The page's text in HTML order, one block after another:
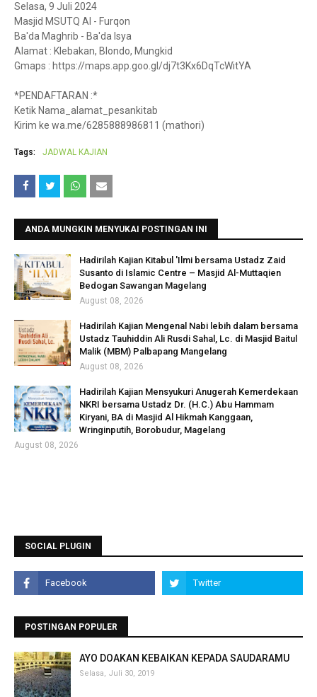
Selasa, 9 Juli 2024
Masjid MSUTQ Al - Furqon
Ba'da Maghrib - Ba'da Isya
Alamat : Klebakan, Blondo, Mungkid
Gmaps : https://maps.app.goo.gl/dj7t3Kx6DqTcWitYA
*PENDAFTARAN :*
Ketik Nama_alamat_pesankitab
Kirim ke wa.me/6285888986811 (mathori)
Tags: JADWAL KAJIAN
ANDA MUNGKIN MENYUKAI POSTINGAN INI
Hadirilah Kajian Kitabul 'Ilmi bersama Ustadz Zaid
Susanto di Islamic Centre – Masjid Al-Muttaqien
Bedogan Sawangan Magelang
August 08, 2026
Hadirilah Kajian Mengenal Nabi lebih dalam bersama
Ustadz Tauhiddin Ali Rusdi Sahal, Lc. di Masjid Baitul
Malik (MBM) Palbapang Mangelang
August 08, 2026
Hadirilah Kajian Mensyukuri Anugerah Kemerdekaan
NKRI bersama Ustadz Dr. (H.C.) Abu Hammam
Kiryani, BA di Masjid Al Hikmah Kanggaan,
Wringinputih, Borobudur, Magelang
August 08, 2026
SOCIAL PLUGIN
POSTINGAN POPULER
AYO DOAKAN KEBAIKAN KEPADA SAUDARAMU
Selasa, Juli 30, 2019